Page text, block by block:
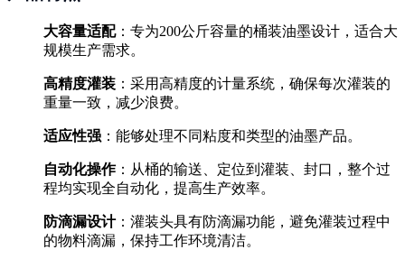
大容量适配：专为200公斤容量的桶装油墨设计，适合大
规模生产需求。
高精度灌装 ：采用高精度的计量系统，确保每次灌装的
重量一致，减少浪费。
适应性强 ：能够处理不同粘度和类型的油墨产品。
自动化操作：从桶的输送、定位到灌装、封口，整个过
程均实现全自动化，提高生产效率。
防滴漏设计：灌装头具有防滴漏功能，避免灌装过程中
的物料滴漏，保持工作环境清洁。